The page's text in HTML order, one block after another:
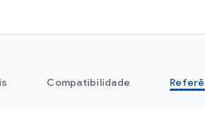
Compatibilidade